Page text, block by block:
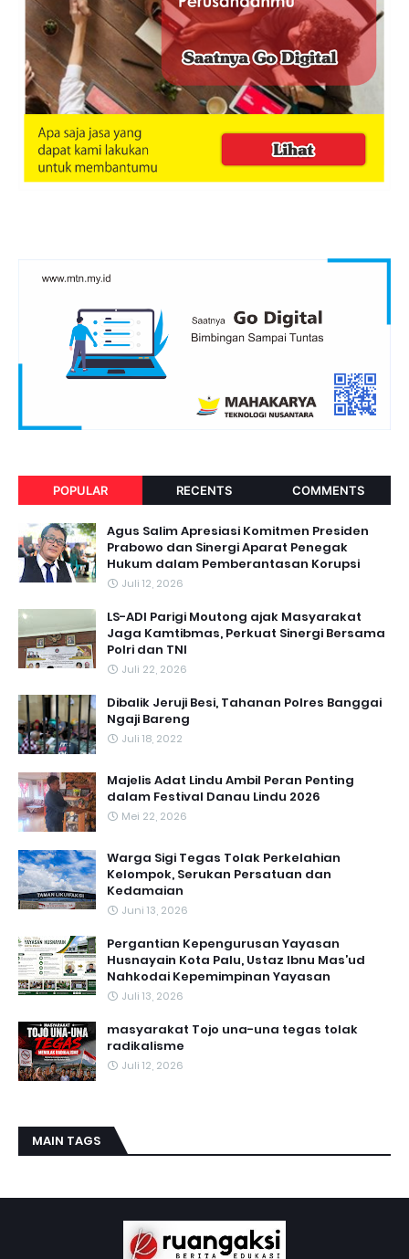
POPULAR RECENTS COMMENTS
Agus Salim Apresiasi Komitmen Presiden
Prabowo dan Sinergi Aparat Penegak
Hukum dalam Pemberantasan Korupsi
Juli 12, 2026
LS-ADI Parigi Moutong ajak Masyarakat
Jaga Kamtibmas, Perkuat Sinergi Bersama
Polri dan TNI
Juli 22, 2026
Dibalik Jeruji Besi, Tahanan Polres Banggai
Ngaji Bareng
Juli 18, 2022
Majelis Adat Lindu Ambil Peran Penting
dalam Festival Danau Lindu 2026
Mei 22, 2026
Warga Sigi Tegas Tolak Perkelahian
Kelompok, Serukan Persatuan dan
Kedamaian
Juni 13, 2026
Pergantian Kepengurusan Yayasan
Husnayain Kota Palu, Ustaz Ibnu Mas’ud
Nahkodai Kepemimpinan Yayasan
Juli 13, 2026
masyarakat Tojo una-una tegas tolak
radikalisme
Juli 12, 2026
MAIN TAGS